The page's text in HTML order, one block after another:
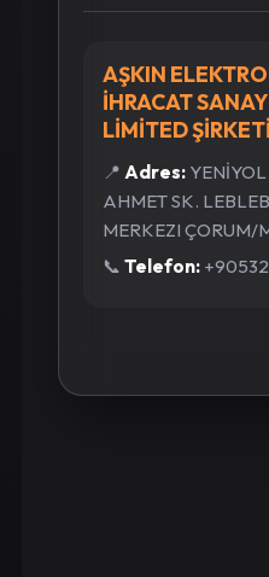
AŞKIN
İHRACAT
LİMİTED ŞİRKETİ
📍 Adres:
AHMET SK.
MERKEZI ÇORUM/
📞 Telefon: